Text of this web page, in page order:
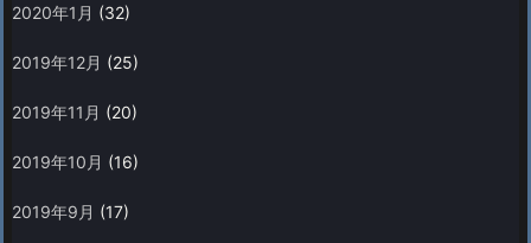
2020年1月 (32)
2019年12月 (25)
2019年11月 (20)
2019年10月 (16)
2019年9月 (17)